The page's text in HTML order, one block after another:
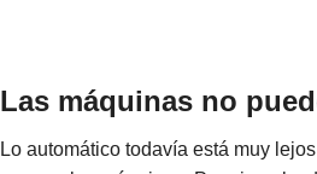
Las máquinas no
Lo automático todavía está muy